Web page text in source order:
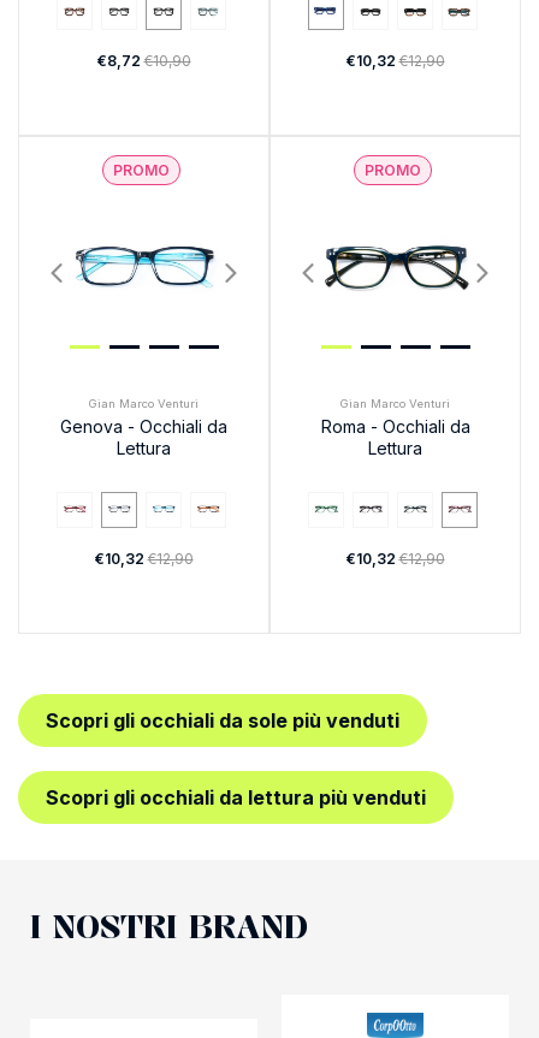
€8,72€10,90 €10,32€12,90
PROMO
Gian Marco Venturi
Genova - Occhiali da
Lettura
€10,32€12,90
PROMO
Gian Marco Venturi
Roma - Occhiali da
Lettura
€10,32€12,90
Scopri gli occhiali da sole più venduti
Scopri gli occhiali da lettura più venduti
I NOSTRI BRAND